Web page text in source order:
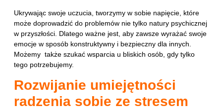
Ukrywając swoje uczucia, tworzymy w sobie napięcie, które
może doprowadzić do problemów nie tylko natury psychicznej
w przyszłości. Dlatego ważne jest, aby zawsze wyrażać swoje
emocje w sposób konstruktywny i bezpieczny dla innych.
Możemy także szukać wsparcia u bliskich osób, gdy tylko
tego potrzebujemy.
Rozwijanie umiejętności
radzenia sobie ze stresem